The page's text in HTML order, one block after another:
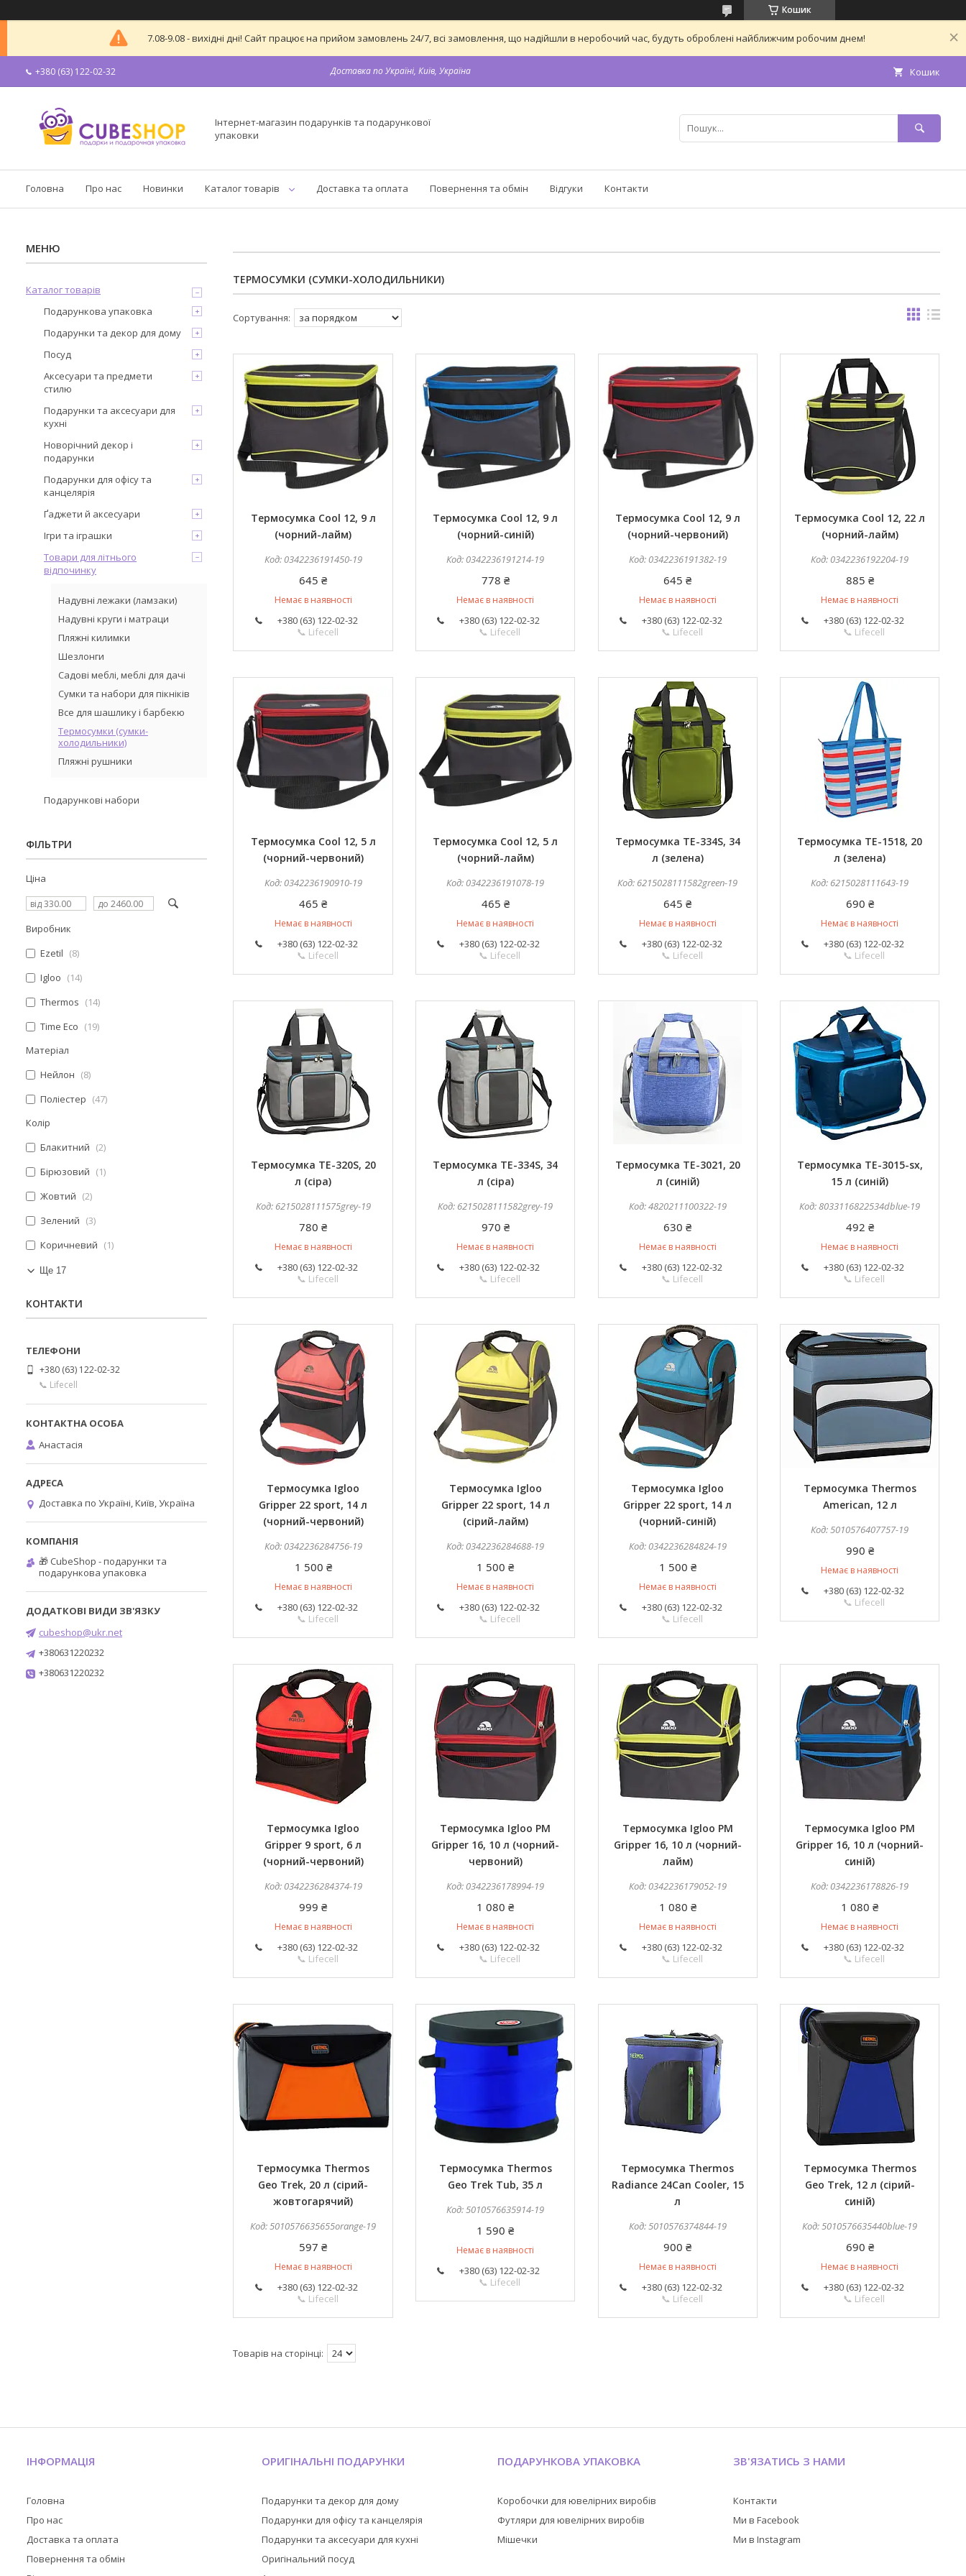
Кошик
7.08-9.08 - вихідні дні! Сайт працює на прийом замовлень 24/7, всі замовлення, що надійшли в неробочий час, будуть оброблені найближчим робочим днем!
+380 (63) 122-02-32 Доставка по Україні, Київ, Україна Кошик
Інтернет-магазин подарунків та подарункової
упаковки
Головна Про нас Новинки Каталог товарів Доставка та оплата Повернення та обмін Відгуки Контакти
ТЕРМОСУМКИ (СУМКИ-ХОЛОДИЛЬНИКИ)
Термосумка Cool 12, 9 л
(чорний-лайм)
0342236191450-19
645 ₴
Немає в наявності
+380 (63) 122-02-32
📞 Lifecell
Термосумка Cool 12, 9 л
(чорний-синій)
0342236191214-19
778 ₴
Немає в наявності
+380 (63) 122-02-32
📞 Lifecell
Термосумка Cool 12, 9 л
(чорний-червоний)
0342236191382-19
645 ₴
Немає в наявності
+380 (63) 122-02-32
📞 Lifecell
Термосумка Cool 12, 22 л
(чорний-лайм)
0342236192204-19
885 ₴
Немає в наявності
+380 (63) 122-02-32
📞 Lifecell
Термосумка Cool 12, 5 л
(чорний-червоний)
0342236190910-19
465 ₴
Немає в наявності
+380 (63) 122-02-32
📞 Lifecell
Термосумка Cool 12, 5 л
(чорний-лайм)
0342236191078-19
465 ₴
Немає в наявності
+380 (63) 122-02-32
📞 Lifecell
Термосумка TE-334S, 34
л (зелена)
6215028111582green-19
645 ₴
Немає в наявності
+380 (63) 122-02-32
📞 Lifecell
Термосумка TE-1518, 20
л (зелена)
6215028111643-19
690 ₴
Немає в наявності
+380 (63) 122-02-32
📞 Lifecell
Термосумка TE-320S, 20
л (сіра)
6215028111575grey-19
780 ₴
Немає в наявності
+380 (63) 122-02-32
📞 Lifecell
Термосумка TE-334S, 34
л (сіра)
6215028111582grey-19
970 ₴
Немає в наявності
+380 (63) 122-02-32
📞 Lifecell
Термосумка TE-3021, 20
л (синій)
4820211100322-19
630 ₴
Немає в наявності
+380 (63) 122-02-32
📞 Lifecell
Термосумка TE-3015-sx,
15 л (синій)
8033116822534dblue-19
492 ₴
Немає в наявності
+380 (63) 122-02-32
📞 Lifecell
Термосумка Igloo
Gripper 22 sport, 14 л
(чорний-червоний)
0342236284756-19
1 500 ₴
Немає в наявності
+380 (63) 122-02-32
📞 Lifecell
Термосумка Igloo
Gripper 22 sport, 14 л
(сірий-лайм)
0342236284688-19
1 500 ₴
Немає в наявності
+380 (63) 122-02-32
📞 Lifecell
Термосумка Igloo
Gripper 22 sport, 14 л
(чорний-синій)
0342236284824-19
1 500 ₴
Немає в наявності
+380 (63) 122-02-32
📞 Lifecell
Термосумка Thermos
American, 12 л
5010576407757-19
990 ₴
Немає в наявності
+380 (63) 122-02-32
📞 Lifecell
Термосумка Igloo
Gripper 9 sport, 6 л
(чорний-червоний)
0342236284374-19
999 ₴
Немає в наявності
+380 (63) 122-02-32
📞 Lifecell
Термосумка Igloo PM
Gripper 16, 10 л (чорний-
червоний)
0342236178994-19
1 080 ₴
Немає в наявності
+380 (63) 122-02-32
📞 Lifecell
Термосумка Igloo PM
Gripper 16, 10 л (чорний-
лайм)
0342236179052-19
1 080 ₴
Немає в наявності
+380 (63) 122-02-32
📞 Lifecell
Термосумка Igloo PM
Gripper 16, 10 л (чорний-
синій)
0342236178826-19
1 080 ₴
Немає в наявності
+380 (63) 122-02-32
📞 Lifecell
Термосумка Thermos
Geo Trek, 20 л (сірий-
жовтогарячий)
5010576635655orange-19
597 ₴
Немає в наявності
+380 (63) 122-02-32
📞 Lifecell
Термосумка Thermos
Geo Trek Tub, 35 л
5010576635914-19
1 590 ₴
Немає в наявності
+380 (63) 122-02-32
📞 Lifecell
Термосумка Thermos
Radiance 24Can Cooler, 15
л
5010576374844-19
900 ₴
Немає в наявності
+380 (63) 122-02-32
📞 Lifecell
Термосумка Thermos
Geo Trek, 12 л (сірий-
синій)
5010576635440blue-19
690 ₴
Немає в наявності
+380 (63) 122-02-32
📞 Lifecell
Каталог товарів
Подарункова упаковка
Подарунки та декор для дому
Посуд
Аксесуари та предмети
стилю
Подарунки та аксесуари для
кухні
Новорічний декор і
подарунки
Подарунки для офісу та
канцелярія
Ґаджети й аксесуари
Ігри та іграшки
Товари для літнього
відпочинку
Надувні лежаки (ламзаки)
Надувні круги і матраци
Пляжні килимки
Шезлонги
Садові меблі, меблі для дачі
Сумки та набори для пікніків
Все для шашлику і барбекю
Термосумки (сумки-
холодильники)
Пляжні рушники
Подарункові набори
ФІЛЬТРИ
Ціна
Виробник
Ezetil
8
Igloo
14
Thermos
14
Time Eco
19
Матеріал
Нейлон
8
Поліестер
47
Колір
Блакитний
2
Бірюзовий
1
Жовтий
2
Зелений
3
Коричневий
1
Ще 17
КОНТАКТИ
+380 (63) 122-02-32
📞 Lifecell
Анастасія
Доставка по Україні, Київ, Україна
🎁 CubeShop - подарунки та
подарункова упаковка
cubeshop@ukr.net
+380631220232
+380631220232
ІНФОРМАЦІЯ
Головна
Про нас
Доставка та оплата
Повернення та обмін
ОРИГІНАЛЬНІ ПОДАРУНКИ
Подарунки та декор для дому
Подарунки для офісу та канцелярія
Подарунки та аксесуари для кухні
Оригінальний посуд
ПОДАРУНКОВА УПАКОВКА
Коробочки для ювелірних виробів
Футляри для ювелірних виробів
Мішечки
ЗВ'ЯЗАТИСЬ З НАМИ
Контакти
Ми в Facebook
Ми в Instagram